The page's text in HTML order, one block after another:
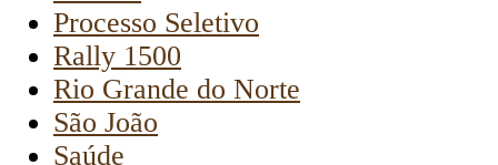
Processo Seletivo
Rally 1500
Rio Grande do Norte
São João
Saúde